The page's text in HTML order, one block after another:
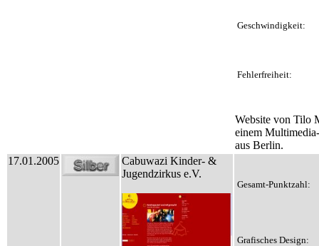
Geschwindigkeit:
Fehlerfreiheit:
Website von Tilo
einem
aus Berlin.
17.01.2005
Cabuwazi Kinder- &
Jugendzirkus e.V.
Gesamt-Punktzahl:
Grafisches Design: